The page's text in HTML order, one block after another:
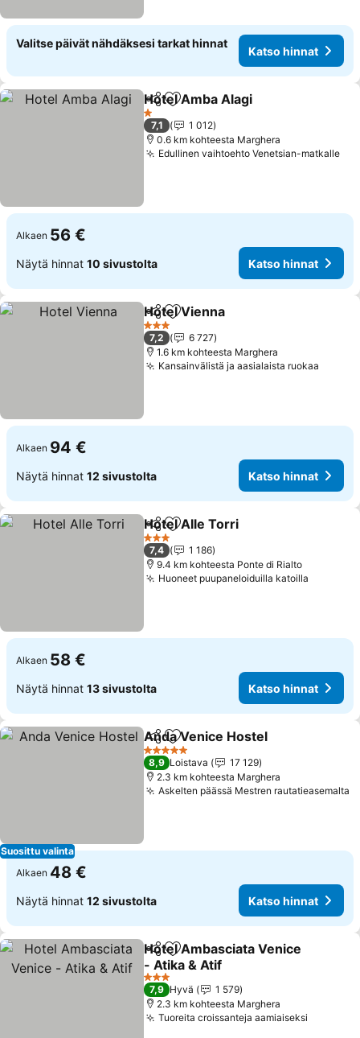
Valitse päivät nähdäksesi tarkat hinnat
Katso hinnat
Jaa Lisää suosikkeihin
Hotel Amba Alagi
1 Tähtiluokitus
7,1
1 012
0.6 km kohteesta Marghera
Edullinen vaihtoehto Venetsian-matkalle
Alkaen 56 €
Näytä hinnat 10 sivustolta Katso hinnat
Jaa Lisää suosikkeihin
Hotel Vienna
3 Tähtiluokitus
7,2
6 727
1.6 km kohteesta Marghera
Kansainvälistä ja aasialaista ruokaa
Alkaen 94 €
Näytä hinnat 12 sivustolta Katso hinnat
Jaa Lisää suosikkeihin
Hotel Alle Torri
3 Tähtiluokitus
7,4
1 186
9.4 km kohteesta Ponte di Rialto
Huoneet puupaneloiduilla katoilla
Alkaen 58 €
Näytä hinnat 13 sivustolta Katso hinnat
Suosittu valinta
Jaa Lisää suosikkeihin
Anda Venice Hostel
5 Tähtiluokitus
8,9 Loistava
17 129
2.3 km kohteesta Marghera
Askelten päässä Mestren rautatieasemalta
Alkaen 48 €
Näytä hinnat 12 sivustolta Katso hinnat
Jaa Lisää suosikkeihin
Hotel Ambasciata Venice
- Atika & Atif
3 Tähtiluokitus
7,9 Hyvä
1 579
2.3 km kohteesta Marghera
Tuoreita croissanteja aamiaiseksi